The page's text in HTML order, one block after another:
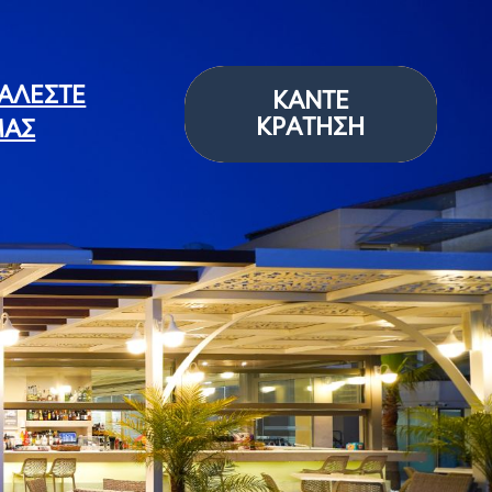
ΚΆΝΤΕ
ΚΡΆΤΗΣΗ